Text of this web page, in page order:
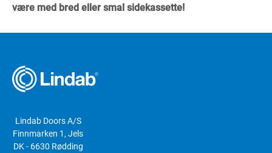
være med bred eller smal sidekassette!
Lindab Doors A/S
Finnmarken 1, Jels
DK - 6630 Rødding